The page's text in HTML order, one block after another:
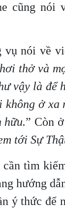
cũng nói
vụ nói về
thở và
vậy là để
ở
hữu.” Còn
tới Sự
tìm
hướng
ý thức để